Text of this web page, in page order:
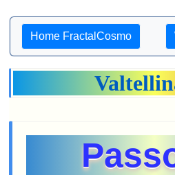
Home FractalCosmo